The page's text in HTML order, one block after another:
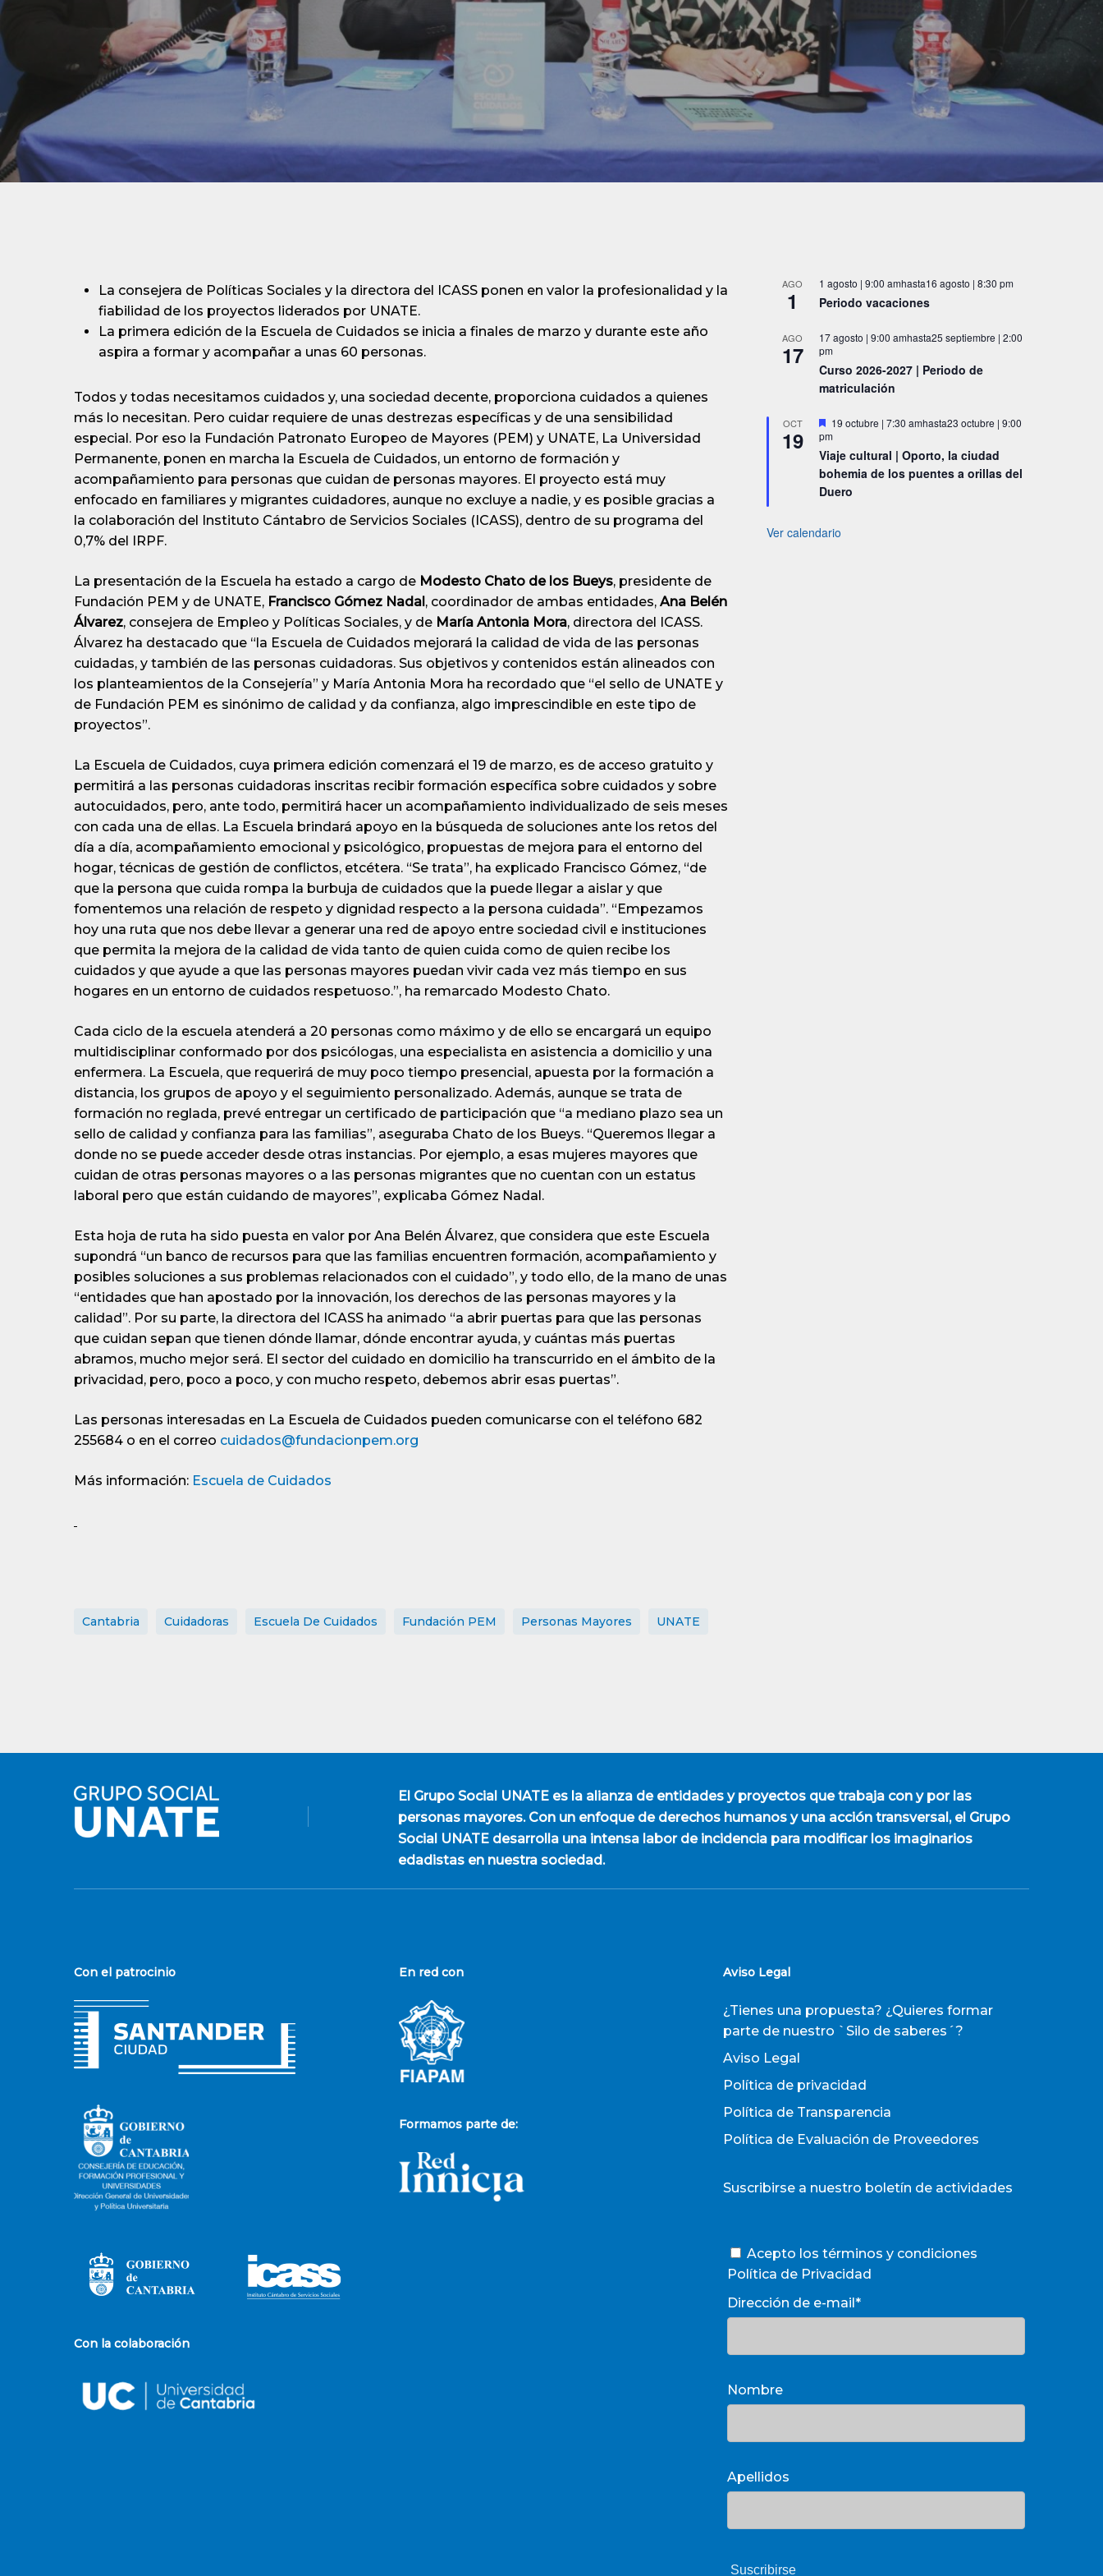
La consejera de Políticas Sociales y la directora del ICASS ponen en valor la profesionalidad y la
fiabilidad de los proyectos liderados por UNATE.
La primera edición de la Escuela de Cuidados se inicia a finales de marzo y durante este año
aspira a formar y acompañar a unas 60 personas.
Todos y todas necesitamos cuidados y, una sociedad decente, proporciona cuidados a quienes
más lo necesitan. Pero cuidar requiere de unas destrezas específicas y de una sensibilidad
especial. Por eso la Fundación Patronato Europeo de Mayores (PEM) y UNATE, La Universidad
Permanente, ponen en marcha la Escuela de Cuidados, un entorno de formación y
acompañamiento para personas que cuidan de personas mayores. El proyecto está muy
enfocado en familiares y migrantes cuidadores, aunque no excluye a nadie, y es posible gracias a
la colaboración del Instituto Cántabro de Servicios Sociales (ICASS), dentro de su programa del
0,7% del IRPF.
La presentación de la Escuela ha estado a cargo de Modesto Chato de los Bueys, presidente de
Fundación PEM y de UNATE, Francisco Gómez Nadal, coordinador de ambas entidades, Ana Belén
Álvarez, consejera de Empleo y Políticas Sociales, y de María Antonia Mora, directora del ICASS.
Álvarez ha destacado que “la Escuela de Cuidados mejorará la calidad de vida de las personas
cuidadas, y también de las personas cuidadoras. Sus objetivos y contenidos están alineados con
los planteamientos de la Consejería” y María Antonia Mora ha recordado que “el sello de UNATE y
de Fundación PEM es sinónimo de calidad y da confianza, algo imprescindible en este tipo de
proyectos”.
La Escuela de Cuidados, cuya primera edición comenzará el 19 de marzo, es de acceso gratuito y
permitirá a las personas cuidadoras inscritas recibir formación específica sobre cuidados y sobre
autocuidados, pero, ante todo, permitirá hacer un acompañamiento individualizado de seis meses
con cada una de ellas. La Escuela brindará apoyo en la búsqueda de soluciones ante los retos del
día a día, acompañamiento emocional y psicológico, propuestas de mejora para el entorno del
hogar, técnicas de gestión de conflictos, etcétera. “Se trata”, ha explicado Francisco Gómez, “de
que la persona que cuida rompa la burbuja de cuidados que la puede llegar a aislar y que
fomentemos una relación de respeto y dignidad respecto a la persona cuidada”. “Empezamos
hoy una ruta que nos debe llevar a generar una red de apoyo entre sociedad civil e instituciones
que permita la mejora de la calidad de vida tanto de quien cuida como de quien recibe los
cuidados y que ayude a que las personas mayores puedan vivir cada vez más tiempo en sus
hogares en un entorno de cuidados respetuoso.”, ha remarcado Modesto Chato.
Cada ciclo de la escuela atenderá a 20 personas como máximo y de ello se encargará un equipo
multidisciplinar conformado por dos psicólogas, una especialista en asistencia a domicilio y una
enfermera. La Escuela, que requerirá de muy poco tiempo presencial, apuesta por la formación a
distancia, los grupos de apoyo y el seguimiento personalizado. Además, aunque se trata de
formación no reglada, prevé entregar un certificado de participación que “a mediano plazo sea un
sello de calidad y confianza para las familias”, aseguraba Chato de los Bueys. “Queremos llegar a
donde no se puede acceder desde otras instancias. Por ejemplo, a esas mujeres mayores que
cuidan de otras personas mayores o a las personas migrantes que no cuentan con un estatus
laboral pero que están cuidando de mayores”, explicaba Gómez Nadal.
Esta hoja de ruta ha sido puesta en valor por Ana Belén Álvarez, que considera que este Escuela
supondrá “un banco de recursos para que las familias encuentren formación, acompañamiento y
posibles soluciones a sus problemas relacionados con el cuidado”, y todo ello, de la mano de unas
“entidades que han apostado por la innovación, los derechos de las personas mayores y la
calidad”. Por su parte, la directora del ICASS ha animado “a abrir puertas para que las personas
que cuidan sepan que tienen dónde llamar, dónde encontrar ayuda, y cuántas más puertas
abramos, mucho mejor será. El sector del cuidado en domicilio ha transcurrido en el ámbito de la
privacidad, pero, poco a poco, y con mucho respeto, debemos abrir esas puertas”.
Las personas interesadas en La Escuela de Cuidados pueden comunicarse con el teléfono 682
255684 o en el correo cuidados@fundacionpem.org
Más información: Escuela de Cuidados
Cantabria Cuidadoras Escuela De Cuidados Fundación PEM Personas Mayores UNATE
AGO
1
1 agosto | 9:00 amhasta16 agosto | 8:30 pm
Periodo vacaciones
AGO
17
17 agosto | 9:00 amhasta25 septiembre | 2:00
pm
Curso 2026-2027 | Periodo de
matriculación
OCT
19
Destacado
19 octubre | 7:30 amhasta23 octubre | 9:00
pm
Viaje cultural | Oporto, la ciudad
bohemia de los puentes a orillas del
Duero
Ver calendario
El Grupo Social UNATEes la alianza de entidades y proyectos que trabaja con y por las
personas mayores. Con un enfoque de derechos humanos y una acción transversal, el Grupo
Social UNATE desarrolla una intensa labor de incidencia para modificar los imaginarios
edadistas en nuestra sociedad.
Con el patrocinio
Con la colaboración
En red con
Formamos parte de:
Aviso Legal
¿Tienes una propuesta? ¿Quieres formar
parte de nuestro `Silo de saberes´?
Aviso Legal
Política de privacidad
Política de Transparencia
Política de Evaluación de Proveedores
Suscribirse a nuestro boletín de actividades
Acepto los términos y condiciones
Política de Privacidad
Dirección de e-mail*
Nombre
Apellidos